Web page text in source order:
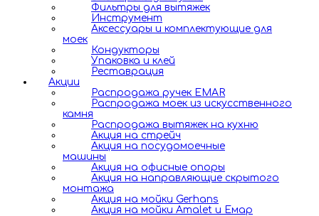
Фильтры для вытяжек
Инструмент
Аксессуары и комплектующие для
моек
Кондукторы
Упаковка и клей
Реставрация
Акции
Распродажа ручек EMAR
Распродажа моек из искусственного
камня
Распродажа вытяжек на кухню
Акция на стрейч
Акция на посудомоечные
машины
Акция на офисные опоры
Акция на направляющие скрытого
монтажа
Акция на мойки Gerhans
Акция на мойки Amalet и Емар